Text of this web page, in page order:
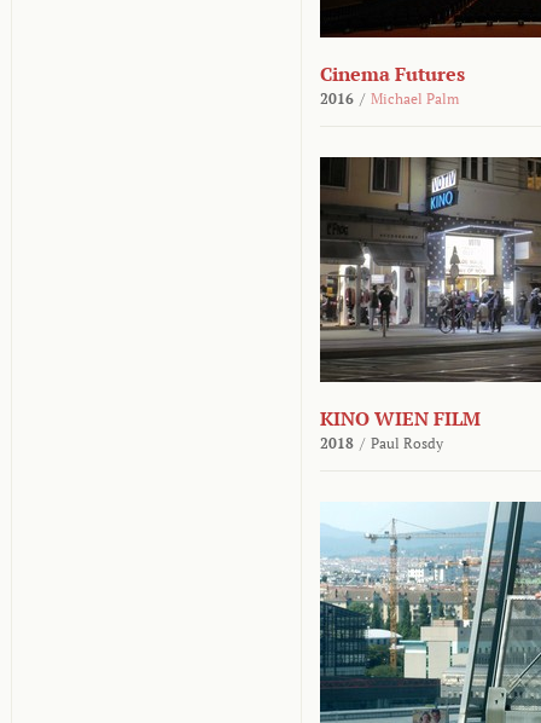
Cinema Futures
2016 / Michael Palm
KINO WIEN FILM
2018 / Paul Rosdy